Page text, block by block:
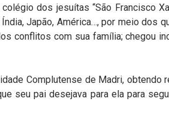
dos jesuítas “São Francisco
Japão, América…, por meio dos
conflitos com sua família; chegou
Complutense de Madri,
seu pai desejava para ela para